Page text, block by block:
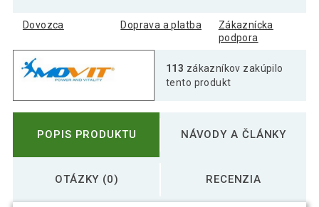
Dovozca Doprava a platba
Zákaznícka
podpora
113 zákazníkov zakúpilo
tento produkt
POPIS PRODUKTU NÁVODY A ČLÁNKY
OTÁZKY (0) RECENZIA